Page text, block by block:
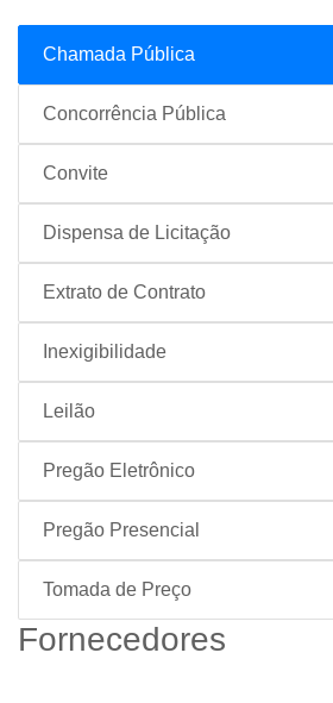
Chamada Pública
Concorrência Pública
Convite
Dispensa de Licitação
Extrato de Contrato
Inexigibilidade
Leilão
Pregão Eletrônico
Pregão Presencial
Tomada de Preço
Fornecedores